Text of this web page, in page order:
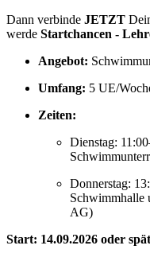
Dann verbinde JETZT
werde Startchancen -
Angebot:
Umfang: 5 UE/
Zeiten:
Dienstag:
Donnerstag:
Schwimmhalle
AG)
Start: 14.09.2026 oder